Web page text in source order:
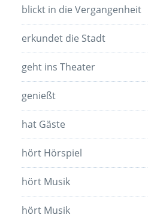
blickt in die Vergangenheit
erkundet die Stadt
geht ins Theater
genießt
hat Gäste
hört Hörspiel
hört Musik
hört Musik